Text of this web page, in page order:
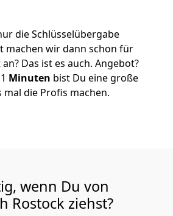
die Schlüsselübergabe
machen wir dann schon für
Das ist es auch. Angebot?
Minuten bist Du eine große
mal die Profis machen.
wenn Du von
Rostock ziehst?